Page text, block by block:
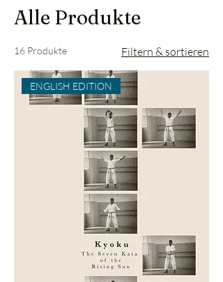
Alle Produkte
16 Produkte Filtern & sortieren
ENGLISH EDITION